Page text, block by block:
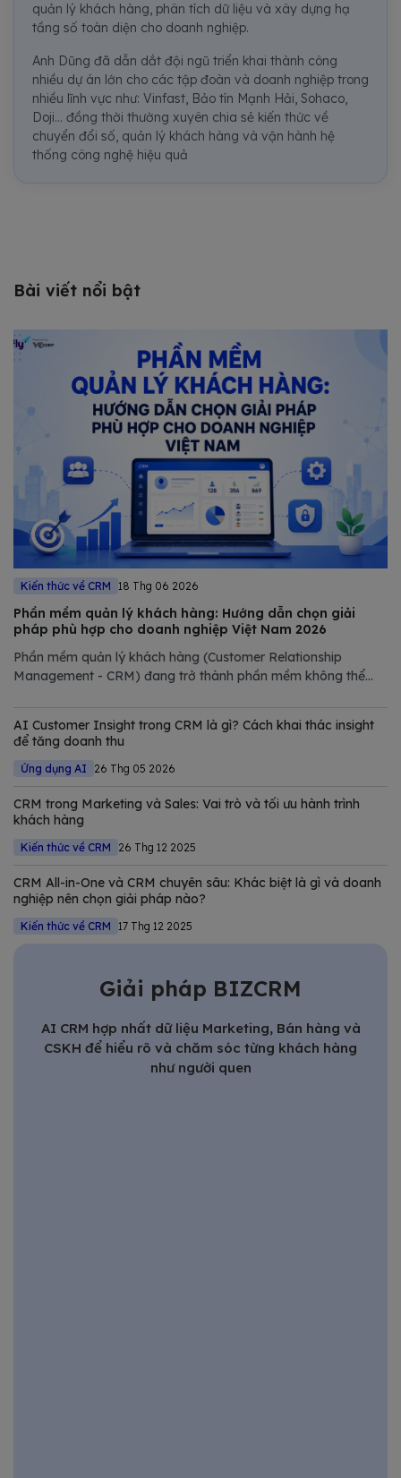
quản lý khách hàng, phân tích dữ liệu và xây dựng hạ
tầng số toàn diện cho doanh nghiệp.
Anh Dũng đã dẫn dắt đội ngũ triển khai thành công
nhiều dự án lớn cho các tập đoàn và doanh nghiệp trong
nhiều lĩnh vực như: Vinfast, Bảo tín Mạnh Hải, Sohaco,
Doji... đồng thời thường xuyên chia sẻ kiến thức về
chuyển đổi số, quản lý khách hàng và vận hành hệ
thống công nghệ hiệu quả
Bài viết nổi bật
Kiến thức về CRM 18 Thg 06 2026
Phần mềm quản lý khách hàng: Hướng dẫn chọn giải
pháp phù hợp cho doanh nghiệp Việt Nam 2026
Phần mềm quản lý khách hàng (Customer Relationship
Management - CRM) đang trở thành phần mềm không thể
Trong bài viết này, Bizfly tổng hợp và phân tích chi tiết các
giải pháp CRM tốt nhất
AI Customer Insight trong CRM là gì? Cách khai thác insight
để tăng doanh thu
Ứng dụng AI 26 Thg 05 2026
CRM trong Marketing và Sales: Vai trò và tối ưu hành trình
khách hàng
Kiến thức về CRM 26 Thg 12 2025
CRM All-in-One và CRM chuyên sâu: Khác biệt là gì và doanh
nghiệp nên chọn giải pháp nào?
Kiến thức về CRM 17 Thg 12 2025
Giải pháp BIZCRM
AI CRM hợp nhất dữ liệu Marketing, Bán hàng và
CSKH để hiểu rõ và chăm sóc từng khách hàng
như người quen